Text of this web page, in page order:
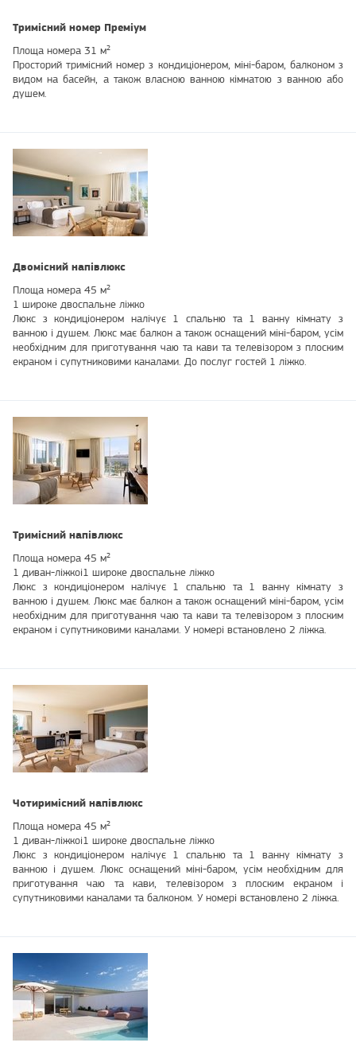
Тримісний номер Преміум
Площа номера 31 м²
Просторий тримісний номер з кондиціонером, міні-баром, балконом з
видом на басейн, а також власною ванною кімнатою з ванною або
душем.
Двомісний напівлюкс
Площа номера 45 м²
1 широке двоспальне ліжко
Люкс з кондиціонером налічує 1 спальню та 1 ванну кімнату з
ванною і душем. Люкс має балкон а також оснащений міні-баром, усім
необхідним для приготування чаю та кави та телевізором з плоским
екраном і супутниковими каналами. До послуг гостей 1 ліжко.
Тримісний напівлюкс
Площа номера 45 м²
1 диван-ліжкоі1 широке двоспальне ліжко
Люкс з кондиціонером налічує 1 спальню та 1 ванну кімнату з
ванною і душем. Люкс має балкон а також оснащений міні-баром, усім
необхідним для приготування чаю та кави та телевізором з плоским
екраном і супутниковими каналами. У номері встановлено 2 ліжка.
Чотиримісний напівлюкс
Площа номера 45 м²
1 диван-ліжкоі1 широке двоспальне ліжко
Люкс з кондиціонером налічує 1 спальню та 1 ванну кімнату з
ванною і душем. Люкс оснащений міні-баром, усім необхідним для
приготування чаю та кави, телевізором з плоским екраном і
супутниковими каналами та балконом. У номері встановлено 2 ліжка.